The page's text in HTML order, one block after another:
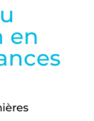
en